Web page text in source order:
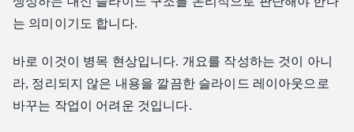
는 의미이기도 합니다.
바로 이것이 병목 현상입니다. 개요를 작성하는 것이 아니
라, 정리되지 않은 내용을 깔끔한 슬라이드 레이아웃으로
바꾸는 작업이 어려운 것입니다.